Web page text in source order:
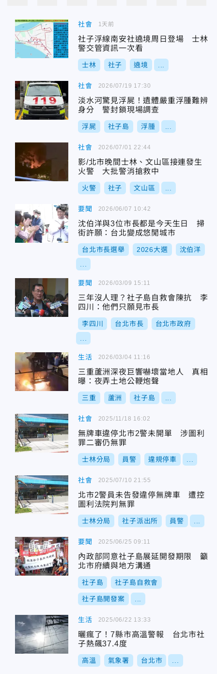
社會
社子浮線南安社遶境周日登場 士林
警交管資訊一次看
士林 社子 遶境
1天前
社會
淡水河驚見浮屍！遺體嚴重浮腫難辨
身分 警封鎖現場調查
浮屍 社子島 浮腫
2026/07/19 17:30
社會
影/北市晚間士林、文山區接連發生
火警 大批警消搶救中
火警 社子 文山區
2026/07/01 22:44
要聞
沈伯洋與3位市長都是今天生日 掃
街許願：台北變成悠閒城市
台北市長選舉 2026大選 沈伯洋
2026/06/07 10:42
要聞
三年沒人理？社子島自救會陳抗 李
四川：他們只願見市長
李四川 台北市長 台北市政府
2026/03/09 15:11
生活
三重蘆洲深夜巨響嚇壞當地人 真相
曝：夜弄土地公鞭炮聲
三重 蘆洲 社子島
2026/03/04 11:16
社會
無牌車違停北市2警未開單 涉圖利
罪二審仍無罪
士林分局 員警 違規停車
2025/11/18 16:02
社會
北市2警員未告發違停無牌車 遭控
圖利法院判無罪
士林分局 社子派出所 員警
2025/07/10 21:55
要聞
內政部同意社子島展延開發期限 籲
北市府續與地方溝通
社子島 社子島自救會
社子島開發案
2025/06/25 09:11
生活
曬瘋了！7縣市高溫警報 台北市社
子熱飆37.4度
高溫 氣象署 台北市
2025/06/22 13:33